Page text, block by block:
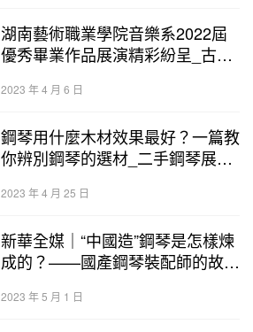
湖南藝術職業學院音樂系2022屆
優秀畢業作品展演精彩紛呈_古鋼
2023 年 4 月 6 日
鋼琴用什麼木材效果最好？一篇教
你辨別鋼琴的選材_二手鋼琴展示
2023 年 4 月 25 日
新華全媒｜“中國造”鋼琴是怎樣煉
成的？——國產鋼琴裝配師的故事
2023 年 5 月 1 日